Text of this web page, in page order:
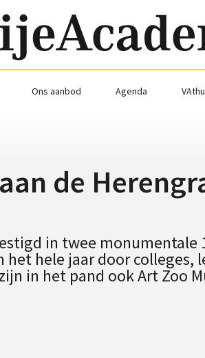
Ons aanbod Agenda
de
in twee
het hele jaar door
in het pand ook Art Zoo